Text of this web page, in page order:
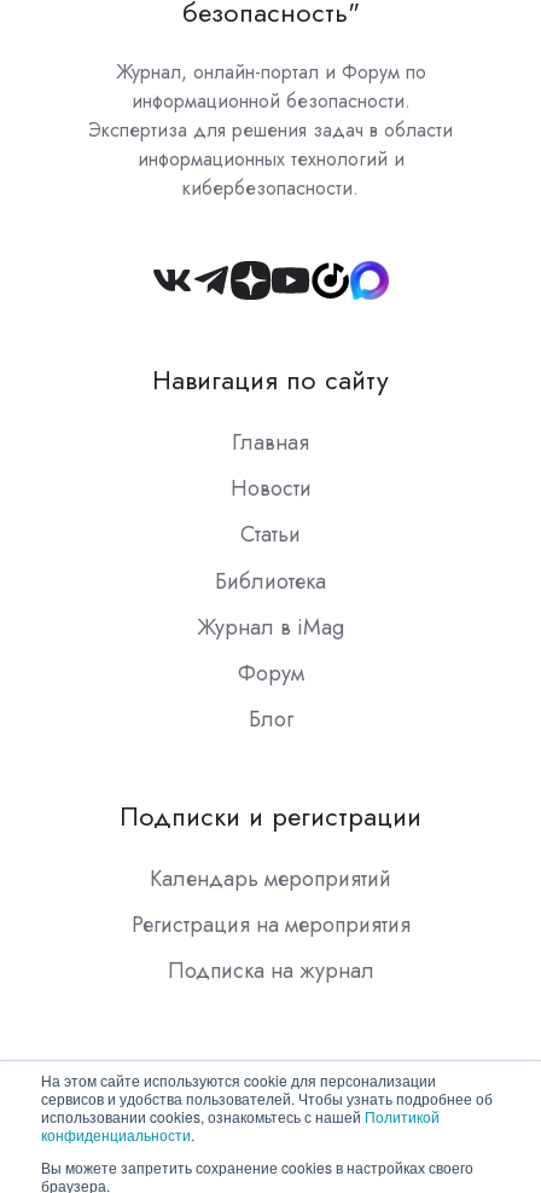
На этом сайте используются cookie для персонализации
сервисов и удобства пользователей. Чтобы узнать подробнее об
использовании cookies, ознакомьтесь с нашей Политикой
конфиденциальности.
Вы можете запретить сохранение cookies в настройках своего
браузера.
безопасность"
Журнал, онлайн-портал и Форум по
информационной безопасности.
Экспертиза для решения задач в области
информационных технологий и
кибербезопасности.
Join
Slack
Навигация по сайту
Главная
Новости
Статьи
Библиотека
Журнал в iMag
Форум
Блог
Подписки и регистрации
Календарь мероприятий
Регистрация на мероприятия
Подписка на журнал
Copyright © 2026 ООО "Гротек"